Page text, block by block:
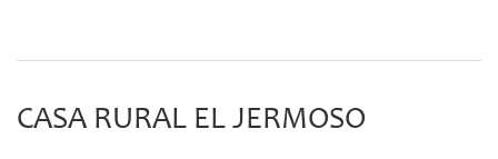
CASA RURAL EL JERMOSO